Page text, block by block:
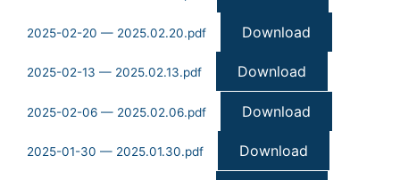
2025-02-20 — 2025.02.20.pdf Download
2025-02-13 — 2025.02.13.pdf Download
2025-02-06 — 2025.02.06.pdf Download
2025-01-30 — 2025.01.30.pdf Download